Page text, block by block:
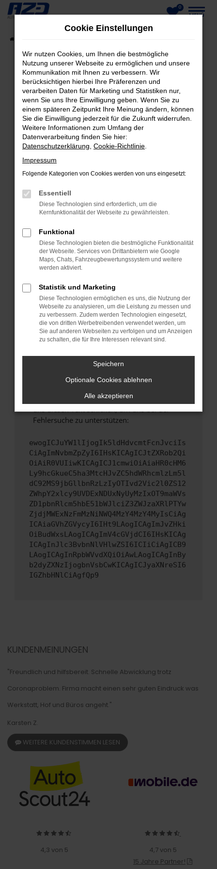
Zum
springen
0
MENÜ
FEHLER: NETWORK ERROR
Beim Laden ist ein Fehler aufgetreten.
Hier sind ein paar Tipps, die dir helfen können:
Überprüfe deine Firewall und deine
Internetverbindung.
Laden andere Webseiten, zum Beispiel deine
Suchmaschine?
Manche Erweiterungen, wie Werbeblocker,
können das Laden bestimmter Seiten
verhindern. Funktioniert die Seite in einem
anderen Browser oder in einem privaten
Fenster?
Starte dein Gerät neu.
Das kann manchmal helfen, vorübergehende
Stelle sicher, dass dein Browser und dein
Betriebssystem auf dem neuesten Stand
sind.
Veraltete Software birgt nicht nur ein
Sicherheitsrisiko, sondern kann auch dazu
führen, dass bestimmte Funktionen nicht mehr
Wende dich an den Webseitenbetreiber.
Wenn du alle oben genannten Schritte versucht
versuchen, das Problem zu beheben. Du kannst
uns diesen Text schicken, um uns bei der
Fehlersuche zu unterstützen:
ewogICJuYW1lIjogIk5ldHdvcmtFcnJvciIs
CiAgImNvbmZpZyI6IHsKICAgICJtZXRob2Qi
OiAiR0VUIiwKICAgICJ1cmwiOiAiaHR0cHM6
Ly9hcGkueC5ha3MtcHJvZC5hdWRhcmlzLm5l
dC92MS9jbGllbnRzLzIyOTIvd2Vic2l0ZS12
ZWhpY2xlcy9UVDExNDUxNyUyMzIxOT9maWVs
ZD1pbnRlcm5hbE51bWJlciZ3ZWJzaXRlPTYw
ZjdjMWExNzFmMzNiNWQ4MzY4MzY4MyIsCiAg
ICAiaGVhZGVycyI6IHt9LAogICAgImJvZHki
OiBudWxsLAogICAgImV4cGVjdCI6IHsKICAg
ICAgInJlc3BvbnNlVHlwZSI6ICIiCiAgICB9
LAogICAgInRpbWVvdXQiOiAwLAogICAgInBy
b2dyZXNzIjogbnVsbCwKICAgICJyaXNreSI6
IGZhbHNlCiAgfQp9
KUNDENMEINUNGEN
"Freundlich und hilfsbereit. Schnelle Abwicklung trotz
Coronaproblem. Firma macht einen sehr guten Eindruck was
Werkstatt, Hof und Büros angeht."
Karsten Z.
WEITERE KUNDENSTIMMEN LESEN
4,3 von 5
4,7 von 5
15 Jahre Partner!
Cookie Einstellungen
Wir nutzen Cookies, um Ihnen die bestmögliche
Nutzung unserer Webseite zu ermöglichen und unsere
Kommunikation mit Ihnen zu verbessern. Wir
berücksichtigen hierbei Ihre Präferenzen und
verarbeiten Daten für Marketing und Statistiken nur,
wenn Sie uns Ihre Einwilligung geben. Wenn Sie zu
einem späteren Zeitpunkt Ihre Meinung ändern, können
Sie die Einwilligung jederzeit für die Zukunft widerrufen.
Weitere Informationen zum Umfang der
Datenverarbeitung finden Sie hier:
Datenschutzerklärung Cookie-Richtlinie
Impressum
Folgende Kategorien von Cookies werden von uns eingesetzt:
Essentiell
Diese Technologien sind erforderlich, um die
Kernfunktionalität der Webseite zu gewährleisten.
Funktional
Diese Technologien bieten die bestmögliche Funktionalität
der Webseite. Services von Drittanbietern wie Google
Maps, Chats, Fahrzeugbewertungssystem und weitere
werden aktiviert.
Statistik und Marketing
Diese Technologien ermöglichen es uns, die Nutzung der
Webseite zu analysieren, um die Leistung zu messen und
zu verbessern. Zudem werden Technologien eingesetzt,
die von dritten Werbetreibenden verwendet werden, um
Sie auf anderen Webseiten zu verfolgen und um Anzeigen
zu schalten, die für Ihre Interessen relevant sind.
Speichern
Optionale Cookies ablehnen
Alle akzeptieren